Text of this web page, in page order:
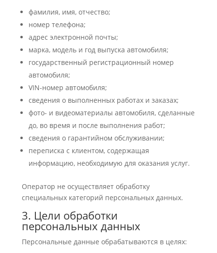
фамилия, имя, отчество;
номер телефона;
адрес электронной почты;
марка, модель и год выпуска автомобиля;
государственный регистрационный номер
автомобиля;
VIN-номер автомобиля;
сведения о выполненных работах и заказах;
фото- и видеоматериалы автомобиля, сделанные
до, во время и после выполнения работ;
сведения о гарантийном обслуживании;
переписка с клиентом, содержащая
информацию, необходимую для оказания услуг.
Оператор не осуществляет обработку
специальных категорий персональных данных.
3. Цели обработки
персональных данных
Персональные данные обрабатываются в целях: